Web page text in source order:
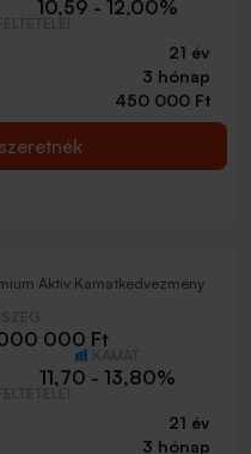
10,59 - 12,00%
21 év
3 hónap
450 000 Ft
Aktív Kamatkedvezmény
000 Ft
11,70 - 13,80%
21 év
3 hónap